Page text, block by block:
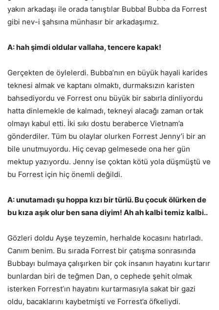
yakın arkadaşı ile orada tanıştılar Bubba! Bubba da Forrest
gibi nev-i şahsına münhasır bir arkadaşımız.
A: hah şimdi oldular vallaha, tencere kapak!
Gerçekten de öylelerdi. Bubba’nın en büyük hayali karides
teknesi almak ve kaptanı olmaktı, durmaksızın karisten
bahsediyordu ve Forrest onu büyük bir sabırla dinliyordu
hatta dinlemekle de kalmadı, tekneyi alacağı zaman ortak
olmayı kabul etti. İki sıkı dostu beraberce Vietnam’a
gönderdiler. Tüm bu olaylar olurken Forrest Jenny’i bir an
bile unutmuyordu. Hiç cevap gelmesede ona her gün
mektup yazıyordu. Jenny ise çoktan kötü yola düşmüştü ve
bu Forrest için hiç önemli değildi.
A: unutamadı şu hoppa kızı bir türlü. Bu çocuk ölürken de
bu kıza aşık olur ben sana diyim! Ah ah kalbi temiz kalbi..
Gözleri doldu Ayşe teyzemin, herhalde kocasını hatırladı.
Canım benim. Bu sırada Forrest bir çatışma sonrasında
Bubbayı bulmaya çalışırken bir çok insanın hayatını kurtarır
bunlardan biri de teğmen Dan, o cephede şehit olmak
isterken Forrest’ın hayatını kurtarmasıyla sakat bir gazi
oldu, bacaklarını kaybetmişti ve Forrest’a öfkeliydi.